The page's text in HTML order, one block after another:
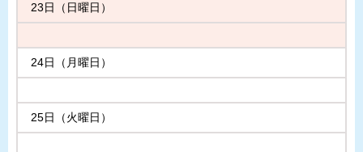
23日（日曜日）
24日（月曜日）
25日（火曜日）